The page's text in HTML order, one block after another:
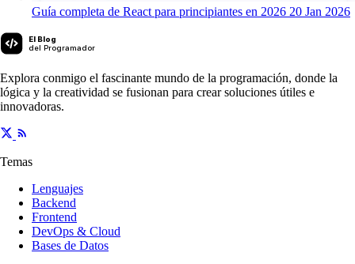
Guía completa de React para principiantes en 2026 20 Jan 2026
El Blog
del Programador
Explora conmigo el fascinante mundo de la programación, donde la
lógica y la creatividad se fusionan para crear soluciones útiles e
innovadoras.
Temas
Lenguajes
Backend
Frontend
DevOps & Cloud
Bases de Datos